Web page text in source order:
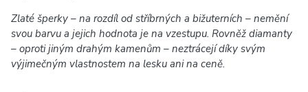
Zlaté šperky – na rozdíl od stříbrných a bižuterních – nemění
svou barvu a jejich hodnota je na vzestupu. Rovněž diamanty
– oproti jiným drahým kamenům – neztrácejí díky svým
výjimečným vlastnostem na lesku ani na ceně.